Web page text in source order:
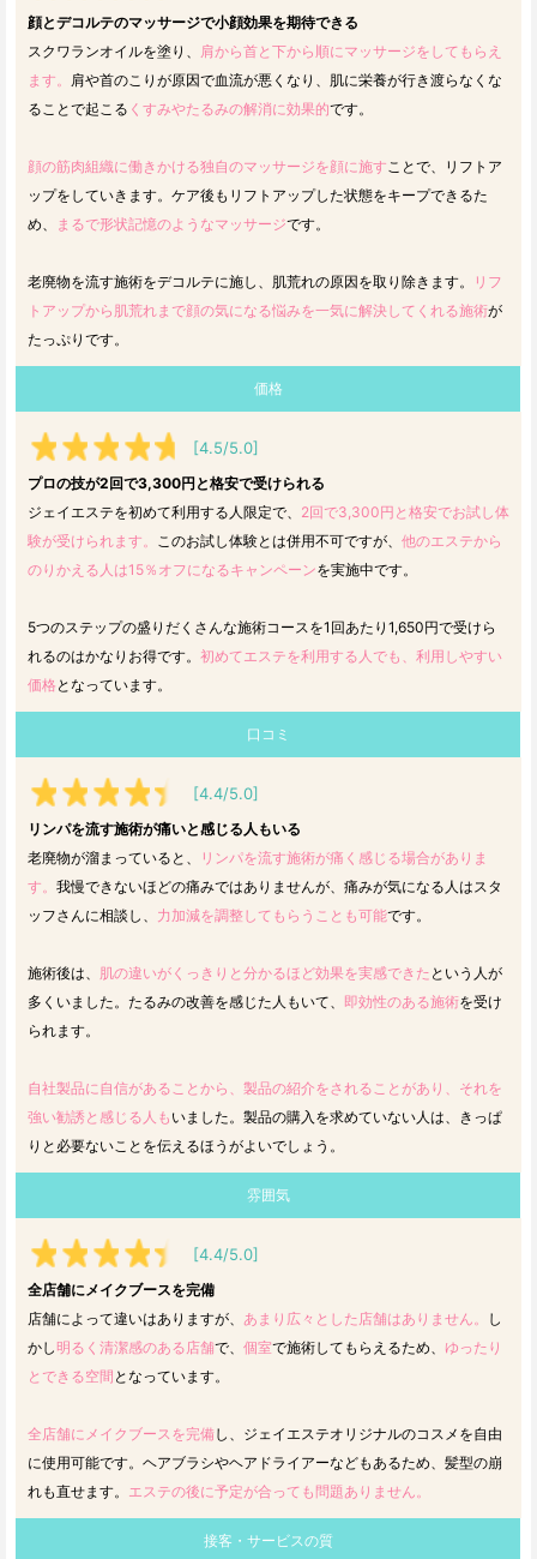
顔とデコルテのマッサージで小顔効果を期待できる
スクワランオイルを塗り、
肩から首と下から順にマッサージをしてもらえ
ます。
肩や首のこりが原因で血流が悪くなり、肌に栄養が行き渡らなくな
ることで起こる くすみやたるみの解消に効果的です。
顔の筋肉組織に働きかける独自のマッサージを顔に施す ことで、リフトア
ップをしていきます。ケア後もリフトアップした状態をキープできるた
め、
まるで形状記憶のようなマッサージです。
老廃物を流す施術をデコルテに施し、肌荒れの原因を取り除きます。
リフ
トアップから肌荒れまで顔の気になる悩みを一気に解決してくれる施術が
たっぷりです。
価格
[4.5/5.0]
プロの技が2回で3,300円と格安で受けられる
ジェイエステを初めて利用する人限定で、 2回で3,300円と格安でお試し体
験が受けられます。
このお試し体験とは併用不可ですが、 他のエステから
のりかえる人は15％オフになるキャンペーンを実施中です。
5つのステップの盛りだくさんな施術コースを1回あたり1,650円で受けら
れるのはかなりお得です。 初めてエステを利用する人でも、利用しやすい
価格 となっています。
口コミ
[4.4/5.0]
リンパを流す施術が痛いと感じる人もいる
老廃物が溜まっていると、
リンパを流す施術が痛く感じる場合がありま
す。 我慢できないほどの痛みではありませんが、痛みが気になる人はスタ
ッフさんに相談し、 力加減を調整してもらうことも可能です。
施術後は、 肌の違いがくっきりと分かるほど効果を実感できた という人が
多くいました。たるみの改善を感じた人もいて、 即効性のある施術を受け
られます。
自社製品に自信があることから、製品の紹介をされることがあり、それを
強い勧誘と感じる人も いました。製品の購入を求めていない人は、きっぱ
りと必要ないことを伝えるほうがよいでしょう。
雰囲気
[4.4/5.0]
全店舗にメイクブースを完備
店舗によって違いはありますが、 あまり広々とした店舗はありません。
し
かし明るく清潔感のある店舗で、 個室で施術してもらえるため、 ゆったり
とできる空間 となっています。
全店舗にメイクブースを完備し、ジェイエステオリジナルのコスメを自由
に使用可能です。ヘアブラシやヘアドライアーなどもあるため、髪型の崩
れも直せます。
エステの後に予定が合っても問題ありません。
接客・サービスの質